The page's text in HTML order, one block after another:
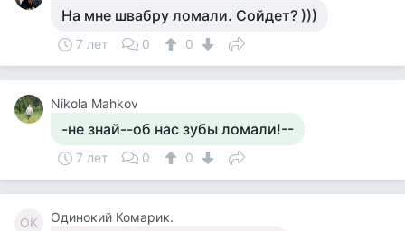
На мне швабру ломали. Сойдет? )))
7 лет 0 0
Nikola Mahkov
-не знай--об нас зубы ломали!--
7 лет 0 0
ОК Одинокий Комарик.